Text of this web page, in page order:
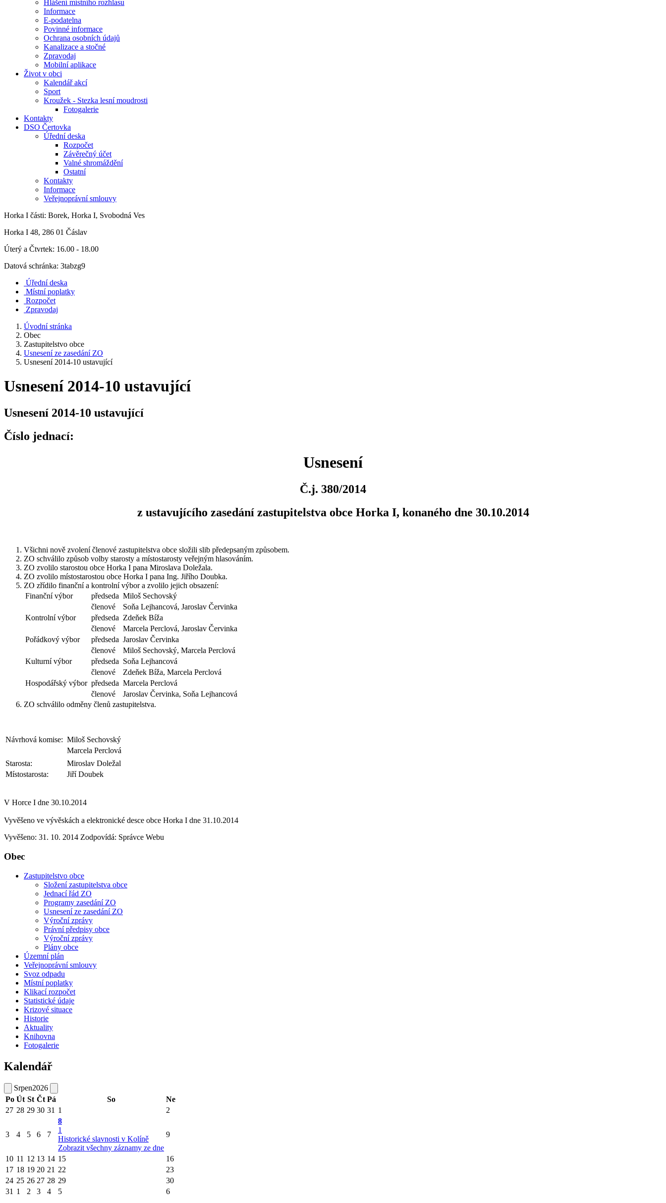
Hlášení místního rozhlasu
Informace
E-podatelna
Povinné informace
Ochrana osobních údajů
Kanalizace a stočné
Zpravodaj
Mobilní aplikace
Život v obci
Kalendář akcí
Sport
Kroužek - Stezka lesní moudrosti
Fotogalerie
Kontakty
DSO Čertovka
Úřední deska
Rozpočet
Závěrečný účet
Valné shromáždění
Ostatní
Kontakty
Informace
Veřejnoprávní smlouvy
Horka I části: Borek, Horka I, Svobodná Ves
Horka I 48, 286 01 Čáslav
Úterý a Čtvrtek: 16.00 - 18.00
Datová schránka: 3tabzg9
Úřední deska
Místní poplatky
Rozpočet
Zpravodaj
Úvodní stránka
Obec
Zastupitelstvo obce
Usnesení ze zasedání ZO
Usnesení 2014-10 ustavující
Usnesení 2014-10 ustavující
Usnesení 2014-10 ustavující
Číslo jednací:
Usnesení
Č.j. 380/2014
z ustavujícího zasedání zastupitelstva obce Horka I, konaného dne 30.10.2014
Všichni nově zvolení členové zastupitelstva obce složili slib předepsaným způsobem.
ZO schválilo způsob volby starosty a místostarosty veřejným hlasováním.
ZO zvolilo starostou obce Horka I pana Miroslava Doležala.
ZO zvolilo místostarostou obce Horka I pana Ing. Jiřího Doubka.
ZO zřídilo finanční a kontrolní výbor a zvolilo jejich obsazení:
Finanční výbor
předseda Miloš Sechovský
členové
Soňa Lejhancová, Jaroslav Červinka
Kontrolní výbor
předseda Zdeňek Bíža
členové
Marcela Perclová, Jaroslav Červinka
Pořádkový výbor
předseda Jaroslav Červinka
členové
Miloš Sechovský, Marcela Perclová
Kulturní výbor
předseda Soňa Lejhancová
členové
Zdeňek Bíža, Marcela Perclová
Hospodářský výbor předseda Marcela Perclová
členové
Jaroslav Červinka, Soňa Lejhancová
ZO schválilo odměny členů zastupitelstva.
Návrhová komise: Miloš Sechovský
Marcela Perclová
Starosta:
Miroslav Doležal
Místostarosta:
Jiří Doubek
V Horce I dne 30.10.2014
Vyvěšeno ve vývěskách a elektronické desce obce Horka I dne 31.10.2014
Vyvěšeno: 31. 10. 2014 Zodpovídá: Správce Webu
Obec
Zastupitelstvo obce
Složení zastupitelstva obce
Jednací řád ZO
Programy zasedání ZO
Usnesení ze zasedání ZO
Výroční zprávy
Právní předpisy obce
Výroční zprávy
Plány obce
Územní plán
Veřejnoprávní smlouvy
Svoz odpadu
Místní poplatky
Klikací rozpočet
Statistické údaje
Krizové situace
Historie
Aktuality
Knihovna
Fotogalerie
Kalendář
Srpen2026
Po Út St Čt Pá So
Ne
27 28 29 30 31 1 2
3 4 5 6 7
8
1
Historické slavnosti v Kolíně
Zobrazit všechny záznamy ze dne
9
10 11 12 13 14 15
16
17 18 19 20 21 22
23
24 25 26 27 28 29
30
31 1 2 3 4 5 6